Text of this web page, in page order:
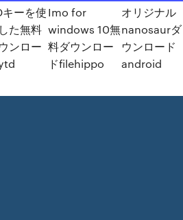
キーを使
た無料
ンロー
Imo for
windows 10無
料ダウンロー
ドfilehippo
オリジナル
nanosaurダ
ウンロード
android